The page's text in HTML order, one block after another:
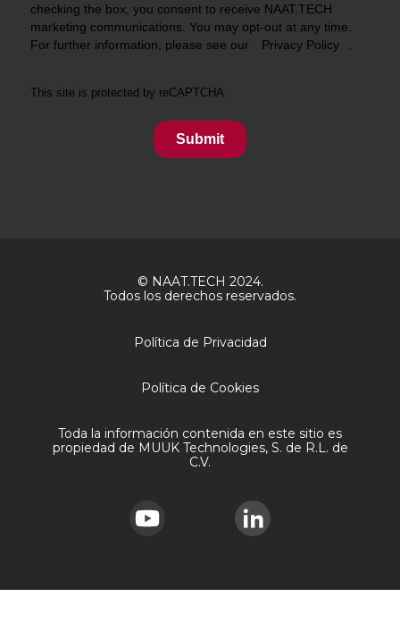
checking the box, you consent to receive NAAT.TECH
marketing communications. You may opt-out at any time.
For further information, please see our
Privacy Policy
This site is protected by reCAPTCHA.
Submit
© NAAT.TECH 2024.
Todos los derechos reservados.
Política de Privacidad
Política de Cookies
Toda la información contenida en este sitio es
propiedad de MUUK Technologies, S. de R.L. de
C.V.